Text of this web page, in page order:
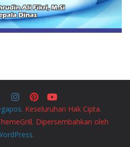
. Keseluruhan Hak Cipta.
Dipersembahkan oleh
.